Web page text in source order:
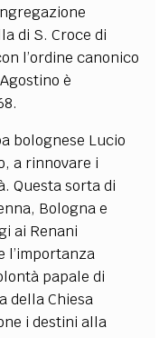
di S. Croce di
l’ordine canonico
è
bolognese Lucio
a rinnovare i
Questa sorta di
Bologna e
ai Renani
l’importanza
papale di
della Chiesa
i destini alla